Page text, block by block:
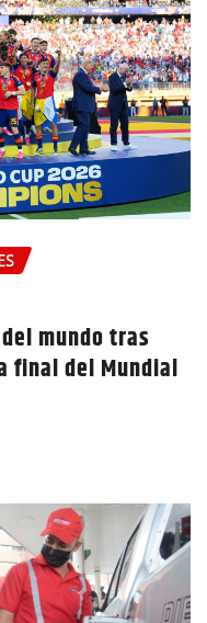
mundo tras
final del Mundial